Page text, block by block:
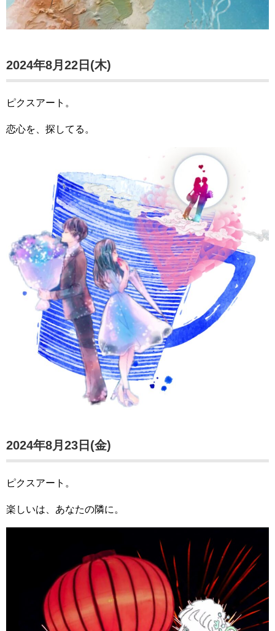
2024年8月22日(木)
ピクスアート。
恋心を、探してる。
2024年8月23日(金)
ピクスアート。
楽しいは、あなたの隣に。